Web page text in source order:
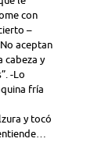
con
–
aceptan
cabeza y
-Lo
fría
y tocó